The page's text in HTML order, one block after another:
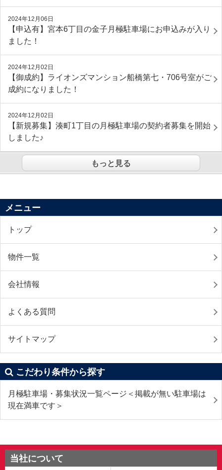
2024年12月06日
【申込有】宮本6丁目の金子月極駐車場にお申込みが入り
ました！
2024年12月02日
【御成約】ライオンズマンション船橋第七・706号室がご
成約になりました！
2024年12月02日
【新規募集】湊町1丁目の月極駐車場の契約者募集を開始
しました♪
もっと見る
メニュー
トップ
物件一覧
会社情報
よくある質問
サイトマップ
こだわり条件から探す
月極駐車場・募集状況一覧ページ＜掲載が無い駐車場は
現在満車です＞
当社について